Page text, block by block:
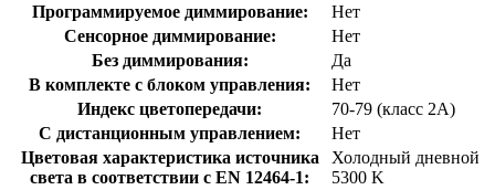
Программируемое диммирование:
Нет
Сенсорное диммирование:
Нет
Без диммирования:
Да
В комплекте с блоком управления:
Нет
Индекс цветопередачи:
70-79 (класс 2А)
С дистанционным управлением:
Нет
Цветовая характеристика источника
света в соответствии с EN 12464-1:
Холодный дневной
5300 K